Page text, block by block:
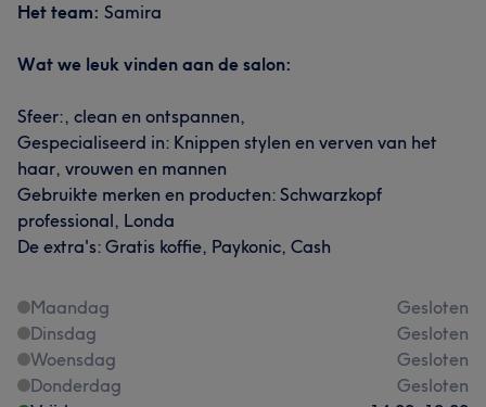
Het team: Samira
Wat we leuk vinden aan de salon:
Sfeer:, clean en ontspannen,
Gespecialiseerd in: Knippen stylen en verven van het
haar, vrouwen en mannen
Gebruikte merken en producten: Schwarzkopf
professional, Londa
De extra's: Gratis koffie, Paykonic, Cash
Maandag
Gesloten
Dinsdag
Gesloten
Woensdag
Gesloten
Donderdag
Gesloten